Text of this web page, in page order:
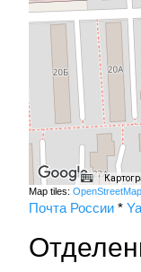
Map tiles: OpenStreetMap
Почта России *